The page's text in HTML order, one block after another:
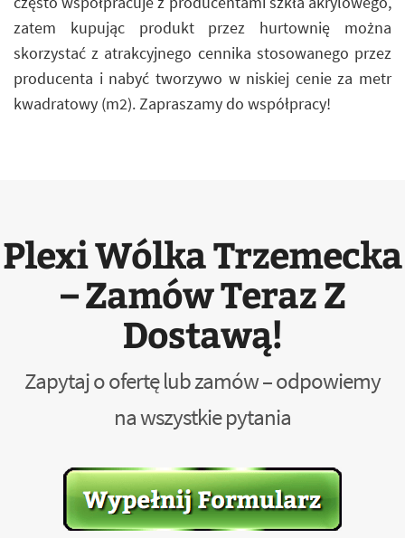
zatem kupując produkt przez hurtownię można
skorzystać z atrakcyjnego cennika stosowanego przez
producenta i nabyć tworzywo w niskiej cenie za metr
kwadratowy (m2). Zapraszamy do współpracy!
Plexi Wólka Trzemecka
– Zamów Teraz Z
Dostawą!
Zapytaj o ofertę lub zamów – odpowiemy
na wszystkie pytania